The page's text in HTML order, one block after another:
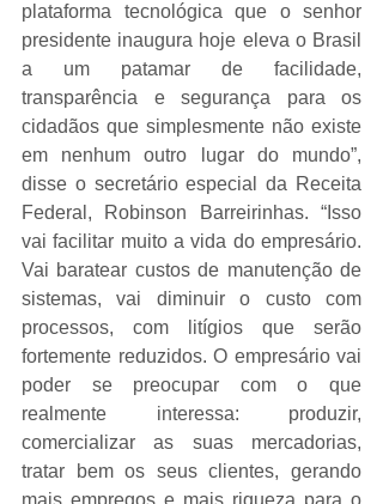
plataforma tecnológica que o senhor
presidente inaugura hoje eleva o Brasil
a um patamar de facilidade,
transparência e segurança para os
cidadãos que simplesmente não existe
em nenhum outro lugar do mundo”,
disse o secretário especial da Receita
Federal, Robinson Barreirinhas. “Isso
vai facilitar muito a vida do empresário.
Vai baratear custos de manutenção de
sistemas, vai diminuir o custo com
processos, com litígios que serão
fortemente reduzidos. O empresário vai
poder se preocupar com o que
realmente interessa: produzir,
comercializar as suas mercadorias,
tratar bem os seus clientes, gerando